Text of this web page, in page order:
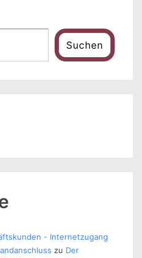
Suchen
- Internetzugang
zu Der